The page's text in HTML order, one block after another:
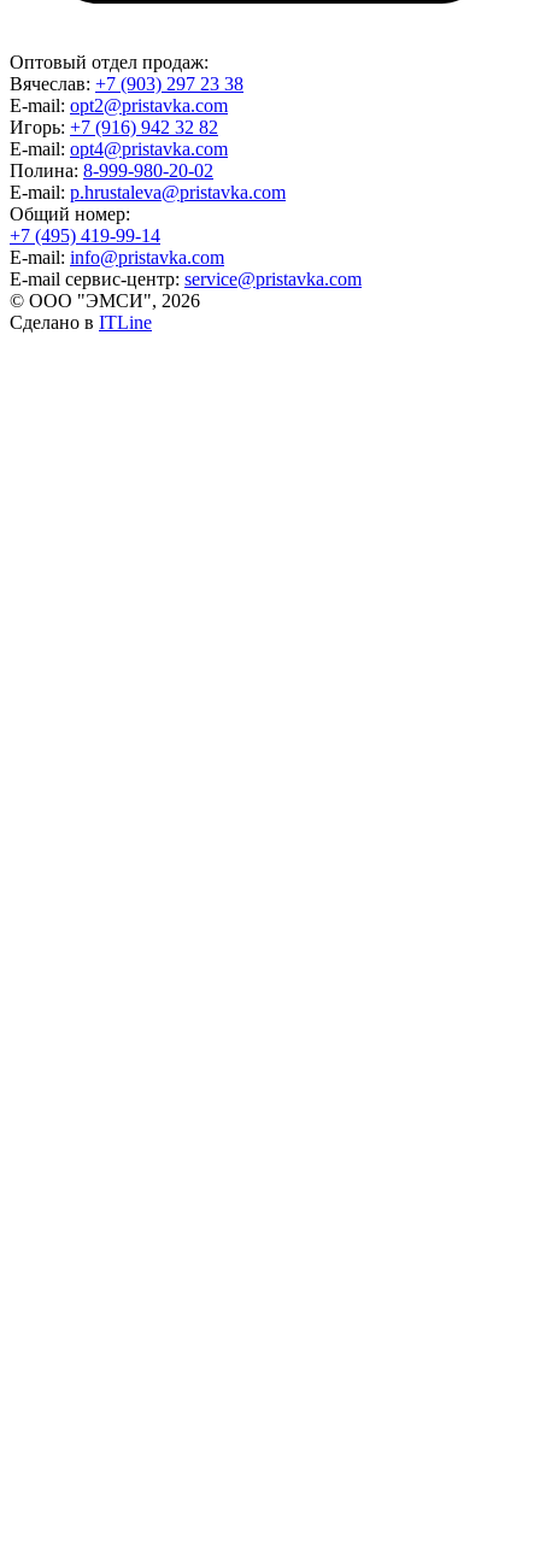
Оптовый отдел продаж:
Вячеслав: +7 (903) 297 23 38
E-mail: opt2@pristavka.com
Игорь: +7 (916) 942 32 82
E-mail: opt4@pristavka.com
Полина: 8-999-980-20-02
E-mail: p.hrustaleva@pristavka.com
Общий номер:
+7 (495) 419-99-14
E-mail: info@pristavka.com
E-mail сервис-центр: service@pristavka.com
© ООО "ЭМСИ", 2026
Сделано в ITLine